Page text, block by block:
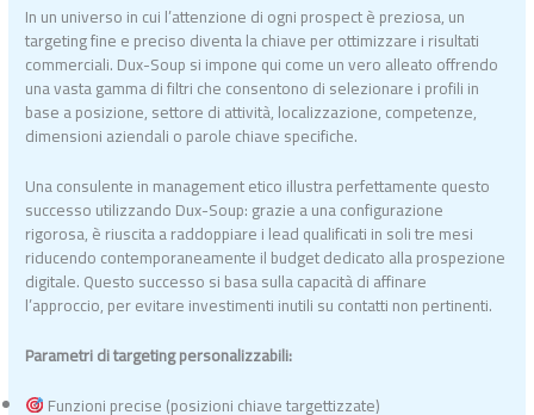
In un universo in cui l’attenzione di ogni prospect è preziosa, un
targeting fine e preciso diventa la chiave per ottimizzare i risultati
commerciali. Dux-Soup si impone qui come un vero alleato offrendo
una vasta gamma di filtri che consentono di selezionare i profili in
base a posizione, settore di attività, localizzazione, competenze,
dimensioni aziendali o parole chiave specifiche.
Una consulente in management etico illustra perfettamente questo
successo utilizzando Dux-Soup: grazie a una configurazione
rigorosa, è riuscita a raddoppiare i lead qualificati in soli tre mesi
riducendo contemporaneamente il budget dedicato alla prospezione
digitale. Questo successo si basa sulla capacità di affinare
l’approccio, per evitare investimenti inutili su contatti non pertinenti.
Parametri di targeting personalizzabili:
Funzioni precise (posizioni chiave targettizzate)